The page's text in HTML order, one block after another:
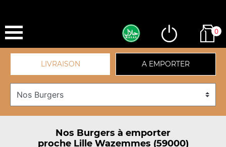
0
LIVRAISON A EMPORTER
Nos Burgers à emporter
proche Lille Wazemmes (59000)